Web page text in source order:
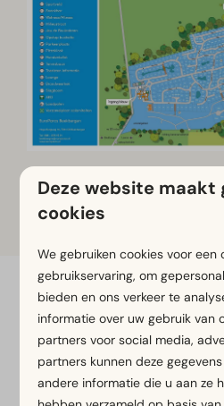
Klik op de
zoomen
Flexibel boeken met
Gratis annuleren binnen 14
Betaal later of in
*Bekijk onze
Deze website maakt
cookies
We gebruiken cookies voor een
gebruikservaring, om
bieden en ons verkeer te
informatie over uw gebruik van
partners voor social media,
partners kunnen deze
andere informatie die u aan ze